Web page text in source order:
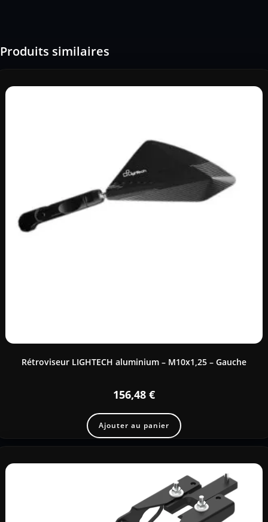
Produits similaires
Rétroviseur LIGHTECH aluminium – M10x1,25 – Gauche
156,48 €
Ajouter au panier